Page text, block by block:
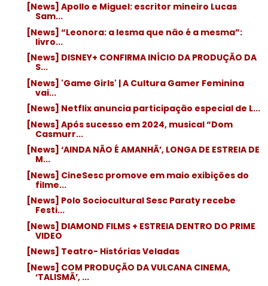
[News] Apollo e Miguel: escritor mineiro Lucas
Sam...
[News] “Leonora: a lesma que não é a mesma”:
livro...
[News] DISNEY+ CONFIRMA INÍCIO DA PRODUÇÃO DA
S...
[News] 'Game Girls' | A Cultura Gamer Feminina
vai...
[News] Netflix anuncia participação especial de L...
[News] Após sucesso em 2024, musical “Dom
Casmurr...
[News] ‘AINDA NÃO É AMANHÃ’, LONGA DE ESTREIA DE
M...
[News] CineSesc promove em maio exibições do
filme...
[News] Polo Sociocultural Sesc Paraty recebe
Festi...
[News] DIAMOND FILMS + ESTREIA DENTRO DO PRIME
VIDEO
[News] Teatro- Histórias Veladas
[News] COM PRODUÇÃO DA VULCANA CINEMA,
‘TALISMÃ’, ...